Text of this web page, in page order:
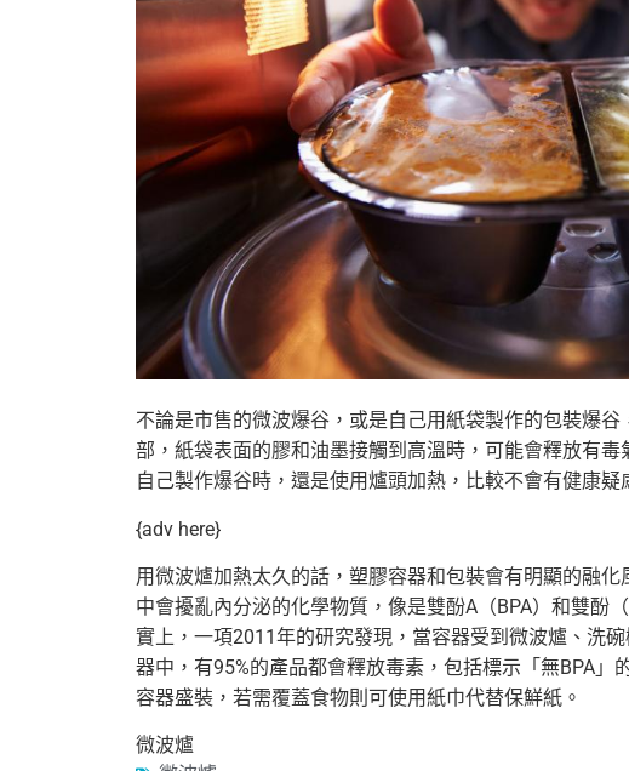
不論是市售的微波爆谷，或是自己用紙袋製作的包裝爆谷
部， 紙袋表面的膠和油墨接觸到高溫時， 可能會釋放有毒
自己製作爆谷時，還是使用爐頭加熱，比較不會有健康疑
{adv here}
用微波爐加熱太久的話，塑膠容器和包裝會有明顯的融化
中會擾亂內分泌的化學物質，像是雙酚A（BPA）和雙酚（
實上，一項2011年的研究發現，當容器受到微波爐、 洗
器中， 有95%的產品都會釋放毒素，包括標示「無BPA」
容器盛裝， 若需覆蓋食物則可使用紙巾代替保鮮紙。
微波爐